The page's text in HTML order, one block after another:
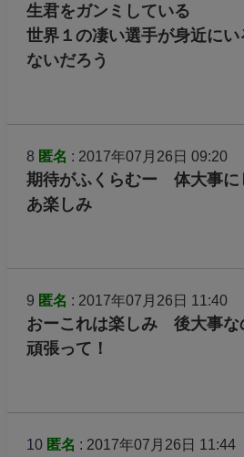
生君をガンミしている
世界１の凄い選手が身近に
ないだろう
8 匿名 : 2017年07月26日 09:20
期待がふくらむー 体大事
あ楽しみ
9 匿名 : 2017年07月26日 11:40
おーこれは楽しみ 後大事な
頑張って！
10 匿名 : 2017年07月26日 11:44